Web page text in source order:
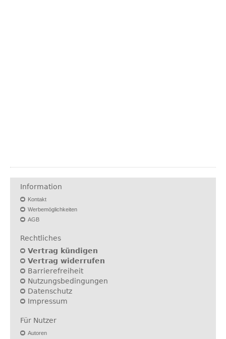
Information
Kontakt
Werbemöglichkeiten
AGB
Rechtliches
Vertrag kündigen
Vertrag widerrufen
Barrierefreiheit
Nutzungsbedingungen
Datenschutz
Impressum
Für Nutzer
Autoren